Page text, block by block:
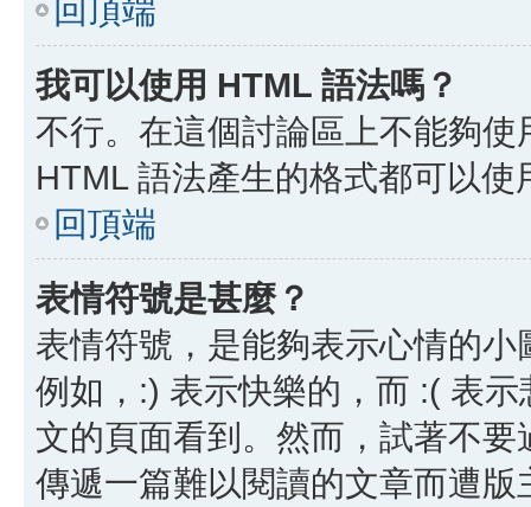
回頂端
我可以使用 HTML 語法嗎？
不行。在這個討論區上不能夠
HTML 語法產生的格式都可以
回頂端
表情符號是甚麼？
表情符號，是能夠表示心情的
例如，:) 表示快樂的，而 :( 表
文的頁面看到。然而，試著不
傳遞一篇難以閱讀的文章而遭